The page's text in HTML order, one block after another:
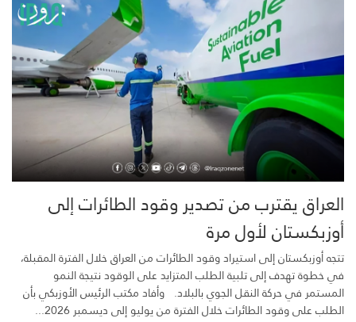
العراق يقترب من تصدير وقود الطائرات إلى
أوزبكستان لأول مرة
تتجه أوزبكستان إلى استيراد وقود الطائرات من العراق خلال الفترة المقبلة،
في خطوة تهدف إلى تلبية الطلب المتزايد على الوقود نتيجة النمو
المستمر في حركة النقل الجوي بالبلاد. وأفاد مكتب الرئيس الأوزبكي بأن
الطلب على وقود الطائرات خلال الفترة من يوليو إلى ديسمبر 2026...